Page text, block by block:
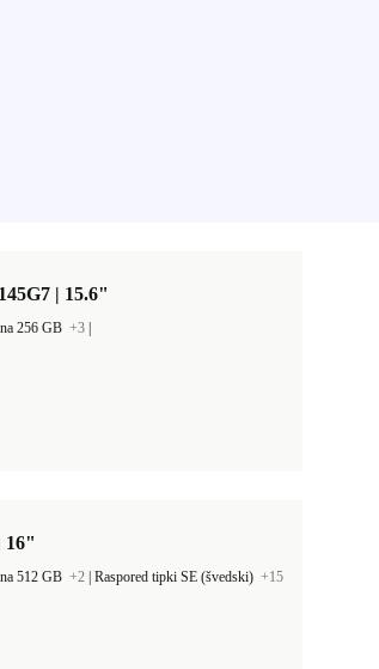
| 15.6"
256 GB +3
16"
512 GB +2 Raspored tipki SE (švedski) +15